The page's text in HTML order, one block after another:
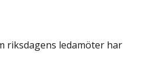
riksdagens ledamöter har